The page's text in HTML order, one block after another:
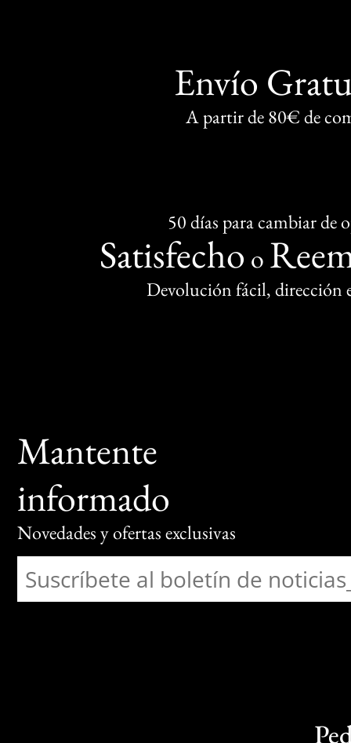
Envío
A partir de 80€ de
50 días para cambiar de
Satisfecho o
Devolución fácil, dirección
Mantente
informado
Novedades y ofertas exclusivas